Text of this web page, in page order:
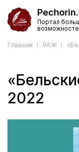
Портал
Главная РАЖ
2022